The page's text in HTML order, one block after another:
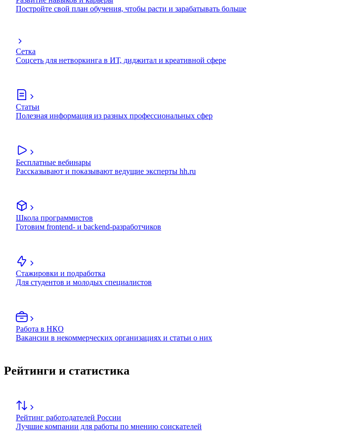
Постройте свой план обучения, чтобы расти и зарабатывать больше
Сетка
Соцсеть для нетворкинга в ИТ, диджитал и креативной сфере
Статьи
Полезная информация из разных профессиональных сфер
Бесплатные вебинары
Рассказывают и показывают ведущие эксперты hh.ru
Школа программистов
Готовим frontend- и backend-разработчиков
Стажировки и подработка
Для студентов и молодых специалистов
Работа в НКО
Вакансии в некоммерческих организациях и статьи о них
Рейтинги и статистика
Рейтинг работодателей России
Лучшие компании для работы по мнению соискателей